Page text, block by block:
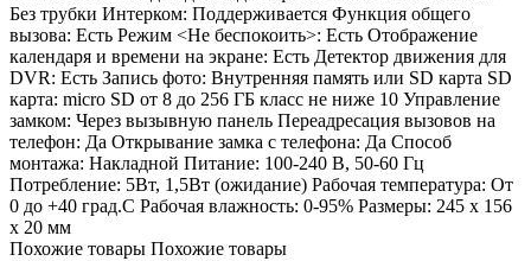
Без трубки Интерком: Поддерживается Функция общего
вызова: Есть Режим <Не беспокоить>: Есть Отображение
календаря и времени на экране: Есть Детектор движения для
DVR: Есть Запись фото: Внутренняя память или SD карта SD
карта: micro SD от 8 до 256 ГБ класс не ниже 10 Управление
замком: Через вызывную панель Переадресация вызовов на
телефон: Да Открывание замка с телефона: Да Способ
монтажа: Накладной Питание: 100-240 В, 50-60 Гц
Потребление: 5Вт, 1,5Вт (ожидание) Рабочая температура: От
0 до +40 град.С Рабочая влажность: 0-95% Размеры: 245 x 156
x 20 мм
Похожие товары Похожие товары